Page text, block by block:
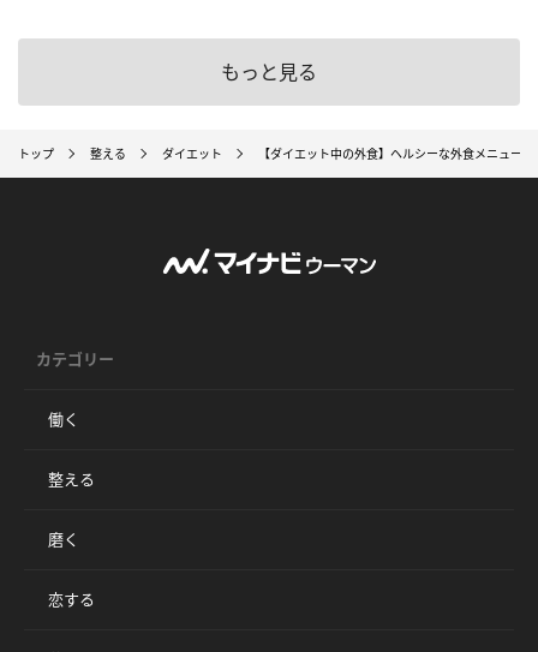
もっと見る
トップ 整える ダイエット 【ダイエット中の外食】ヘルシーな外食メニュー
カテゴリー
働く
整える
磨く
恋する